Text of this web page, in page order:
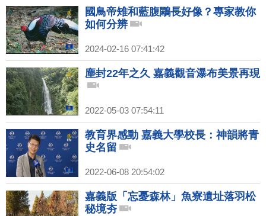
國鳥帝雉和藍腹鷴長好像？專家教你
如何分辨
2024-02-16 07:41:42
塵封22年之久 嘉義觀音瀑布美景再現
2022-05-03 07:54:11
教育界感動 嘉義大學校長：神韻將青
史名留
2022-06-08 20:54:02
嘉義版「忘憂森林」魚寮遺址落羽松
秘境夯